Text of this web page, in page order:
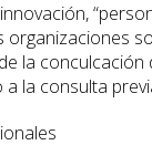
la
la consulta